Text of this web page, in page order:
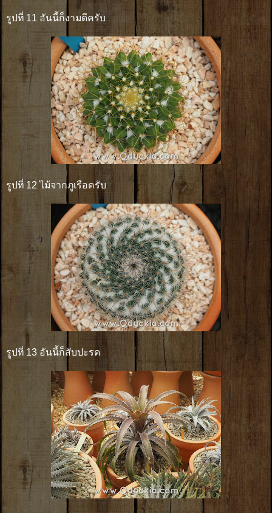
รูปที่ 11 อันนี้ก็งามดีครับ
รูปที่ 12 ไม้จากภูเรือครับ
รูปที่ 13 อันนี้ก็สับปะรด